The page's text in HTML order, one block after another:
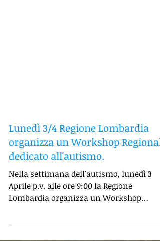
Lunedì 3/4 Regione Lombardia
organizza un Workshop Regionale
dedicato all'autismo.
Nella settimana dell'autismo, lunedì 3
Aprile p.v. alle ore 9:00 la Regione